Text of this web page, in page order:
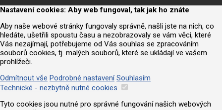
Nastavení cookies: Aby web fungoval, tak jak ho znáte
Aby naše webové stránky fungovaly správně, našli jste na nich, co
hledáte, ušetřili spoustu času a nezobrazovaly se vám věci, které
Vás nezajímají, potřebujeme od Vás souhlas se zpracováním
souborů cookies, tj. malých souborů, které se ukládají ve vašem
prohlížeči.
Odmítnout vše Podrobné nastavení Souhlasím
Technické - nezbytně nutné cookies
Tyto cookies jsou nutné pro správné fungování našich webových